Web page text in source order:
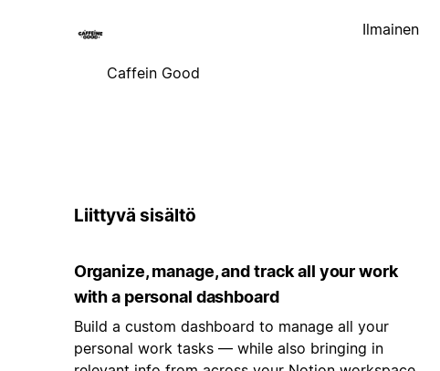
Caffein Good
Ilmainen
Liittyvä sisältö
Organize, manage, and track all your work
with a personal dashboard
Build a custom dashboard to manage all your
personal work tasks — while also bringing in